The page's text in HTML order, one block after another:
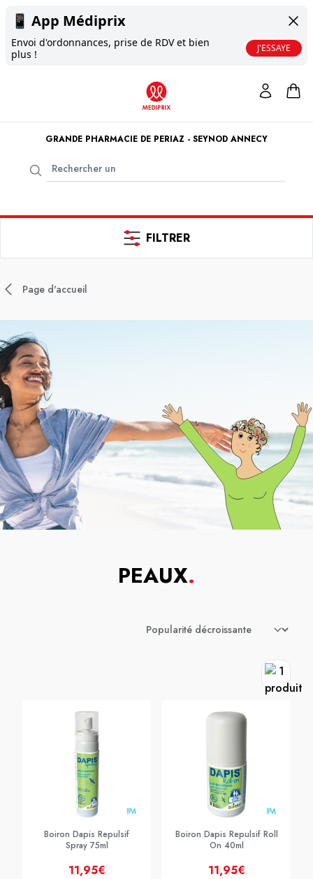
📱 App Médiprix
Envoi d'ordonnances, prise de RDV et bien
plus !
J'ESSAYE
GRANDE PHARMACIE DE PERIAZ - SEYNOD ANNECY
FILTRER
Page d'accueil
PEAUX.
Boiron Dapis Repulsif
Spray 75ml
11,95€
Boiron Dapis Repulsif Roll
On 40ml
11,95€